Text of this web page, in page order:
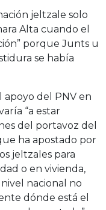
jeltzale solo
Alta cuando el
porque Junts u
se había
apoyo del PNV en
“a estar
del portavoz del
ha apostado por
jeltzales para
o en vivienda,
nacional no
dónde está el